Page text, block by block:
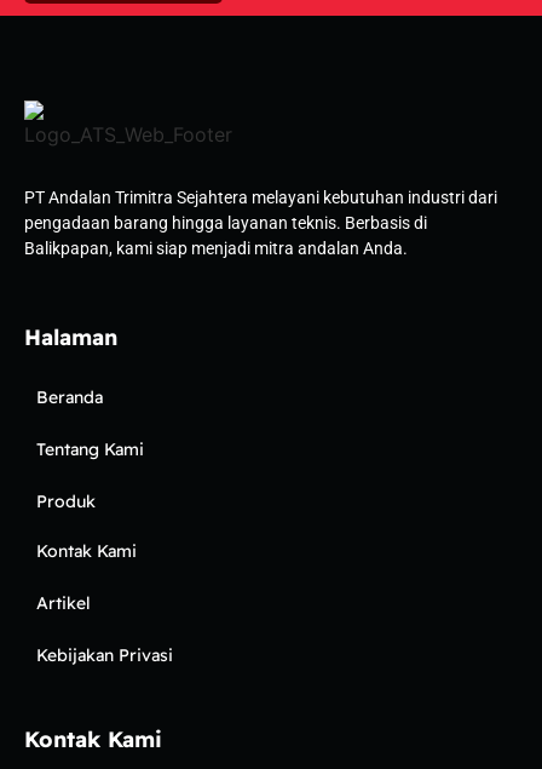
PT Andalan Trimitra Sejahtera melayani kebutuhan industri dari
pengadaan barang hingga layanan teknis. Berbasis di
Balikpapan, kami siap menjadi mitra andalan Anda.
Halaman
Beranda
Tentang Kami
Produk
Kontak Kami
Artikel
Kebijakan Privasi
Kontak Kami